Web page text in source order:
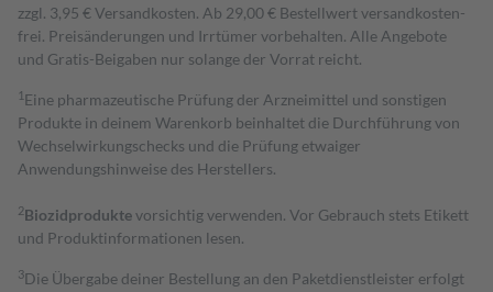
zzgl. 3,95 € Versandkosten. Ab 29,00 € Bestell­wert versand­kosten­
frei. Preisänderungen und Irrtümer vorbehalten. Alle Angebote
und Gratis-Beigaben nur solange der Vorrat reicht.
1 Eine pharmazeutische Prüfung der Arzneimittel und sonstigen
Produkte in deinem Warenkorb beinhaltet die Durchführung von
Wechselwirkungschecks und die Prüfung etwaiger
Anwendungshinweise des Herstellers.
2Biozidproduktevorsichtig verwenden. Vor Gebrauch stets Etikett
und Produktinformationen lesen.
3Die Übergabe deiner Bestellung an den Paketdienstleister erfolgt